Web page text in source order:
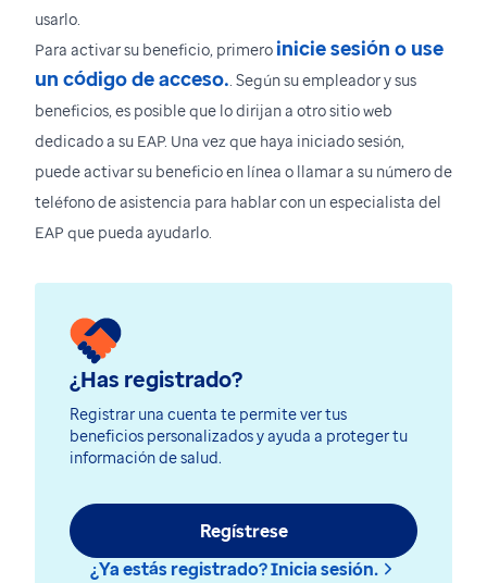
usarlo.
Para activar su beneficio, primero inicie sesión o use
un código de acceso.. Según su empleador y sus
beneficios, es posible que lo dirijan a otro sitio web
dedicado a su EAP. Una vez que haya iniciado sesión,
puede activar su beneficio en línea o llamar a su número de
teléfono de asistencia para hablar con un especialista del
EAP que pueda ayudarlo.
¿Has registrado?
Registrar una cuenta te permite ver tus
beneficios personalizados y ayuda a proteger tu
información de salud.
Regístrese
¿Ya estás registrado? Inicia sesión.